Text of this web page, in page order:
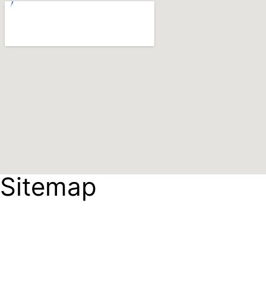
Sitemap